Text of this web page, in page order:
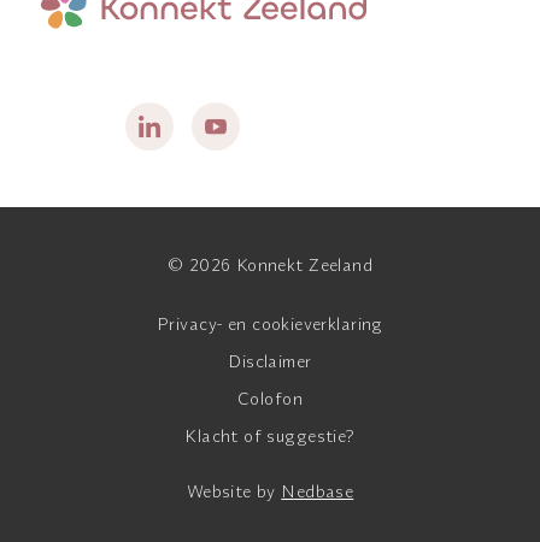
© 2026 Konnekt Zeeland
Privacy- en cookieverklaring
Disclaimer
Colofon
Klacht of suggestie?
Website by Nedbase